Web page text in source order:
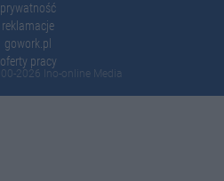
prywatność
reklamacje
gowork.pl
oferty pracy
2026 Ino-online Media